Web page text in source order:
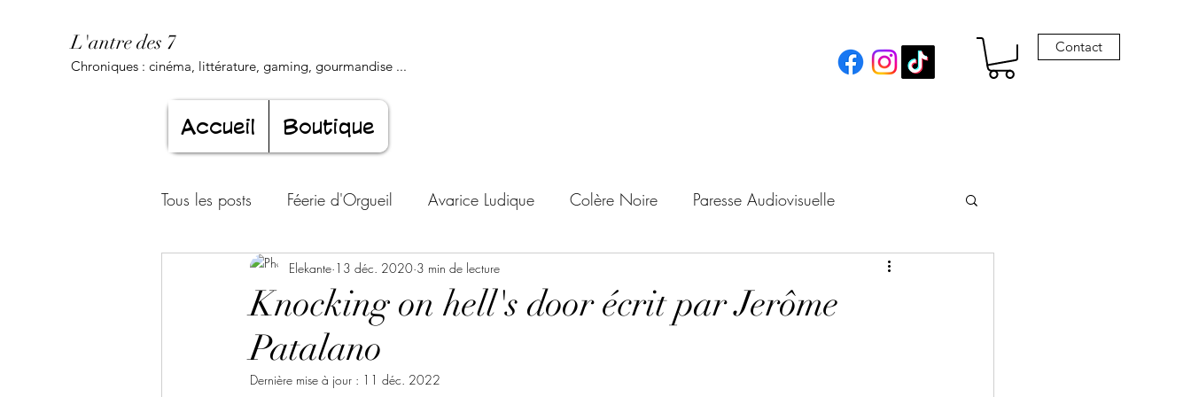
L'antre des 7
Chroniques : cinéma, littérature, gaming, gourmandise ...
Contact
Accueil Boutique
Tous les posts Féerie d'Orgueil Avarice Ludique Colère Noire Paresse Audiovisuelle
Luxure Envoûtante Gourmandise Proscrite
Jeunesse éternelle Cœur d'adolescent
Knocking on hell's door écrit par Jerôme
Patalano
Elekante 13 déc. 2020 3 min de lecture
Dernière mise à jour : 11 déc. 2022